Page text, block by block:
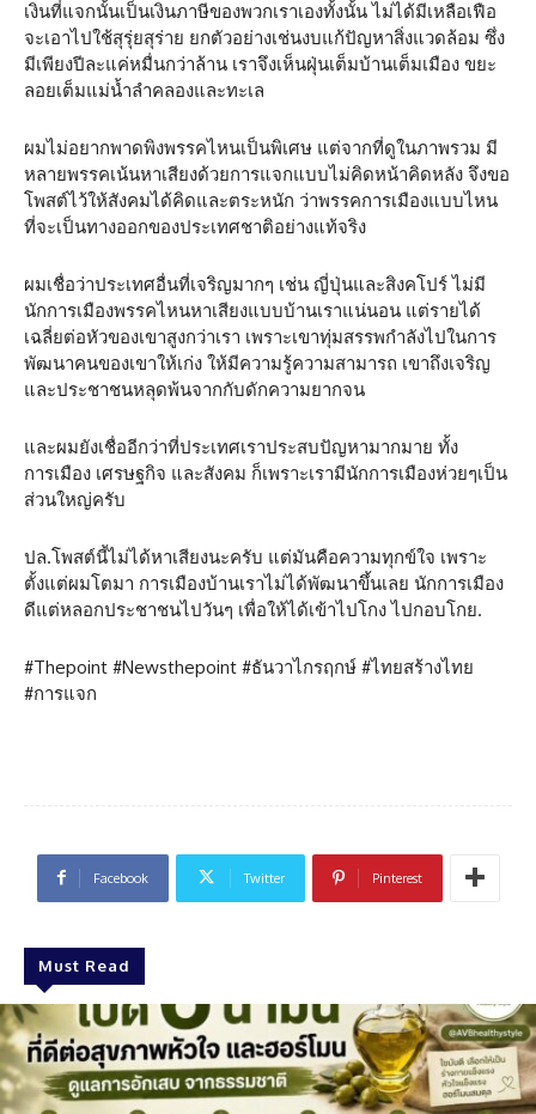
เงินที่แจกนั้นเป็นเงินภาษีของพวกเราเองทั้งนั้น ไม่ได้มีเหลือเฟือ
จะเอาไปใช้สุรุ่ยสุร่าย ยกตัวอย่างเช่นงบแก้ปัญหาสิ่งแวดล้อม ซึ่ง
มีเพียงปีละแค่หมื่นกว่าล้าน เราจึงเห็นฝุ่นเต็มบ้านเต็มเมือง ขยะ
ลอยเต็มแม่น้ำลำคลองและทะเล
ผมไม่อยากพาดพิงพรรคไหนเป็นพิเศษ แต่จากที่ดูในภาพรวม มี
หลายพรรคเน้นหาเสียงด้วยการแจกแบบไม่คิดหน้าคิดหลัง จึงขอ
โพสต์ไว้ให้สังคมได้คิดและตระหนัก ว่าพรรคการเมืองแบบไหน
ที่จะเป็นทางออกของประเทศชาติอย่างแท้จริง
ผมเชื่อว่าประเทศอื่นที่เจริญมากๆ เช่น ญี่ปุ่นและสิงคโปร์ ไม่มี
นักการเมืองพรรคไหนหาเสียงแบบบ้านเราแน่นอน แต่รายได้
เฉลี่ยต่อหัวของเขาสูงกว่าเรา เพราะเขาทุ่มสรรพกำลังไปในการ
พัฒนาคนของเขาให้เก่ง ให้มีความรู้ความสามารถ เขาถึงเจริญ
และประชาชนหลุดพ้นจากกับดักความยากจน
และผมยังเชื่ออีกว่าที่ประเทศเราประสบปัญหามากมาย ทั้ง
การเมือง เศรษฐกิจ และสังคม ก็เพราะเรามีนักการเมืองห่วยๆเป็น
ส่วนใหญ่ครับ
ปล.โพสต์นี้ไม่ได้หาเสียงนะครับ แต่มันคือความทุกข์ใจ เพราะ
ตั้งแต่ผมโตมา การเมืองบ้านเราไม่ได้พัฒนาขึ้นเลย นักการเมือง
ดีแต่หลอกประชาชนไปวันๆ เพื่อให้ได้เข้าไปโกง ไปกอบโกย.
#Thepoint #Newsthepoint #ธันวาไกรฤกษ์ #ไทยสร้างไทย
#การแจก
Facebook Twitter Pinterest
Must Read